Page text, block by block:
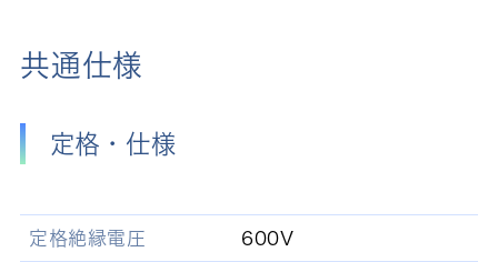
共通仕様
定格・仕様
定格絶縁電圧 600V